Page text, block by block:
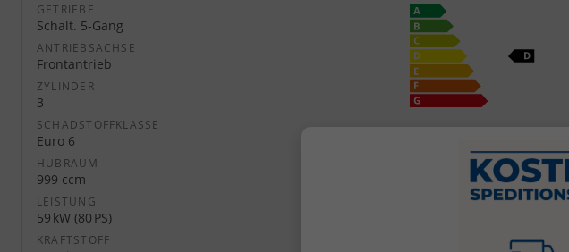
GETRIEBE
Schalt. 5-Gang
ANTRIEBSACHSE
Frontantrieb
ZYLINDER
3
SCHADSTOFFKLASSE
Euro 6
HUBRAUM
999 ccm
LEISTUNG
59 kW (80 PS)
KRAFTSTOFF
Download